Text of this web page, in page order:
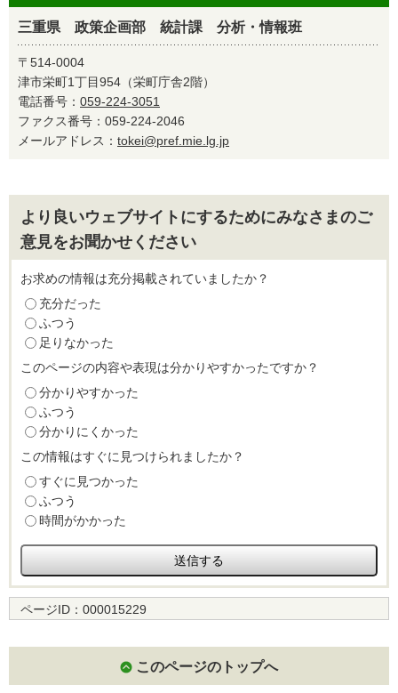
三重県 政策企画部 統計課 分析・情報班
〒514-0004
津市栄町1丁目954（栄町庁舎2階）
電話番号： 059-224-3051
ファクス番号：059-224-2046
メールアドレス： tokei@pref.mie.lg.jp
より良いウェブサイトにするためにみなさまのご
意見をお聞かせください
お求めの情報は充分掲載されていましたか？
充分だった
ふつう
足りなかった
このページの内容や表現は分かりやすかったですか？
分かりやすかった
ふつう
分かりにくかった
この情報はすぐに見つけられましたか？
すぐに見つかった
ふつう
時間がかかった
ページID： 000015229
このページのトップへ